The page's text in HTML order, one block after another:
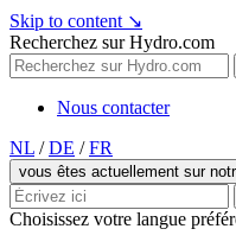
Skip to content ↘
Recherchez sur Hydro.com
Nous contacter
NL / DE / FR
vous êtes actuellement sur
Choisissez votre langue